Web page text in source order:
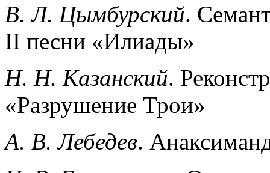
В. Л. Цымбурский.
II песни «Илиады»
Н. Н. Казанский.
«Разрушение Трои»
А. В. Лебедев.